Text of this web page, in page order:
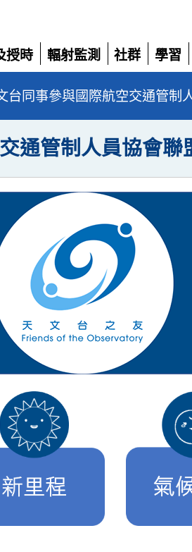
授時
輻射監測
展
開
社群
展
開
學習
展
開
台同事參與國際航空交通管制
通管制人員協會聯